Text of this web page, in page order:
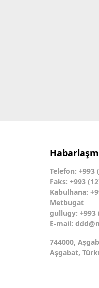
Telefon: +993
Faks: +993
Kabulhana:
Metbugat
gullugy: +993
E-mail:
744000,
Aşgabat,